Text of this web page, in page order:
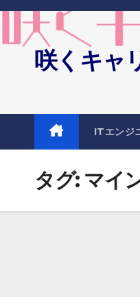
Skip
content咲くキャ
ITエンジ
タグ: マイ